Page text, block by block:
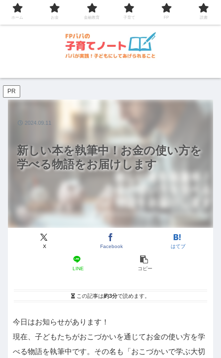
コンテンツへスキップ
PR
新しい本を執筆中！お金の使い方を
学べる物語をお届けします
X Facebook はてブ
LINE コピー
2024.09.11
この記事は約3分で読めます。
今日はお知らせがあります！
現在、子どもたちがおこづかいを通じてお金の使い方を学
べる物語を執筆中です。その名も「おこづかいで学ぶ大切
ホーム お金 金融教育 子育て FP 読書